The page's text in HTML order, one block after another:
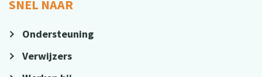
SNEL NAAR
Ondersteuning
Verwijzers